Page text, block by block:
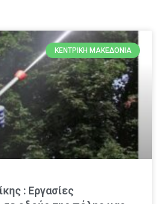
ΚΕΝΤΡΙΚΉ ΜΑΚΕΔΟΝΊΑ
: Εργασίες